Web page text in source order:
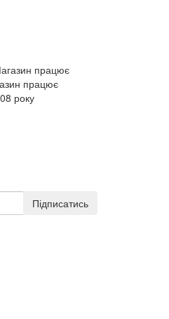
працює
року
Підписатись